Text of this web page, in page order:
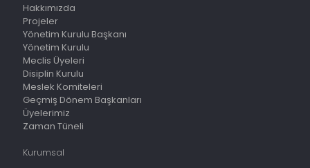
Hakkımızda
Projeler
Yönetim Kurulu Başkanı
Yönetim Kurulu
Meclis Üyeleri
Disiplin Kurulu
Meslek Komiteleri
Geçmiş Dönem Başkanları
Üyelerimiz
Zaman Tüneli
Kurumsal